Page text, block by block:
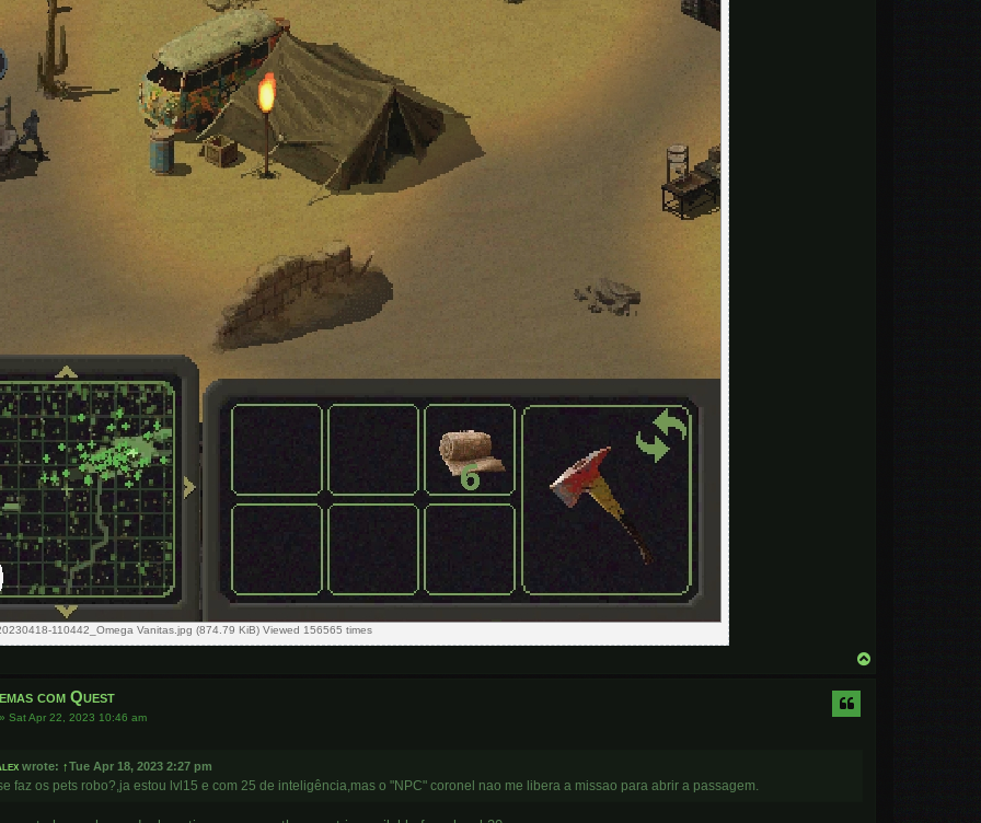
110442_Omega Vanitas.jpg (874.79 KiB) Viewed 156565 times
com Quest
»Sat Apr 22, 2023 10:46 am
wrote: ↑Tue Apr 18, 2023 2:27 pm
faz os pets robo?,ja estou lvl15 e com 25 de inteligência,mas o "NPC" coronel nao me libera a missao para abrir a passagem.